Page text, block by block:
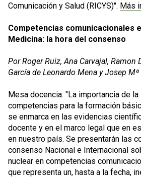
Comunicación y Salud (RICYS)". Más
Competencias comunicacionales
Medicina: la hora del consenso
Por Roger Ruiz, Ana Carvajal, Ramon
García de Leonardo Mena y Josep
Mesa docencia. "La importancia de
competencias para la formación
se enmarca en las evidencias
docente y en el marco legal que en
en nuestro país. Se presentarán las
consenso Nacional e Internacional
nuclear en competencias
que representa un, hasta a la fecha,